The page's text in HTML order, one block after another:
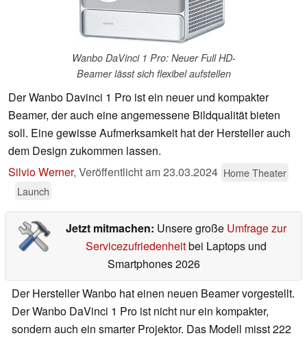
Wanbo DaVinci 1 Pro: Neuer Full HD-
Beamer lässt sich flexibel aufstellen
Der Wanbo Davinci 1 Pro ist ein neuer und kompakter
Beamer, der auch eine angemessene Bildqualität bieten
soll. Eine gewisse Aufmerksamkeit hat der Hersteller auch
dem Design zukommen lassen.
Silvio Werner, Veröffentlicht am23.03.2024 Home Theater
Launch
Jetzt mitmachen: Unsere große Umfrage zur
Servicezufriedenheitbei Laptops und
Smartphones 2026
Der Hersteller Wanbo hat einen neuen Beamer vorgestellt.
Der Wanbo DaVinci 1 Pro ist nicht nur ein kompakter,
sondern auch ein smarter Projektor. Das Modell misst 222